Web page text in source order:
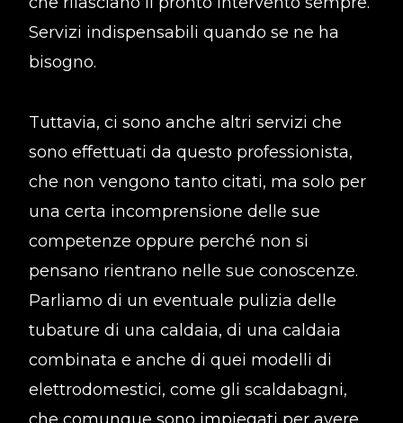
Servizi indispensabili quando se ne ha
bisogno.
Tuttavia, ci sono anche altri servizi che
sono effettuati da questo professionista,
che non vengono tanto citati, ma solo per
una certa incomprensione delle sue
competenze oppure perché non si
pensano rientrano nelle sue conoscenze.
Parliamo di un eventuale pulizia delle
tubature di una caldaia, di una caldaia
combinata e anche di quei modelli di
elettrodomestici, come gli scaldabagni,